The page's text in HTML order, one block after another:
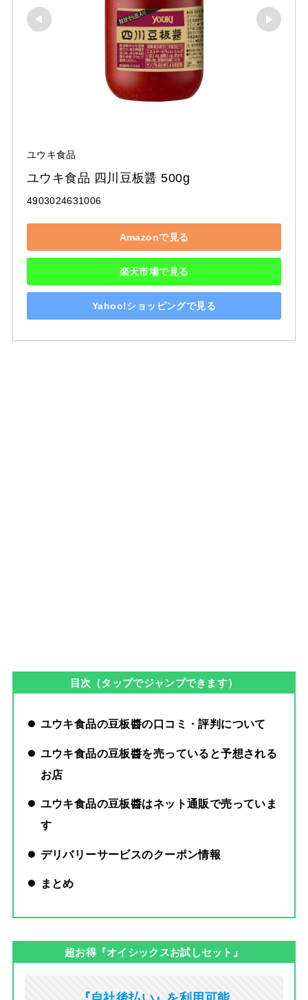
ユウキ食品
ユウキ食品 四川豆板醤 500g
4903024631006
Amazonで見る
楽天市場で見る
Yahoo!ショッピングで見る
目次（タップでジャンプできます）
ユウキ食品の豆板醬の口コミ・評判について
ユウキ食品の豆板醬を売っていると予想される
お店
ユウキ食品の豆板醬はネット通販で売っていま
す
デリバリーサービスのクーポン情報
まとめ
超お得『オイシックスお試しセット』